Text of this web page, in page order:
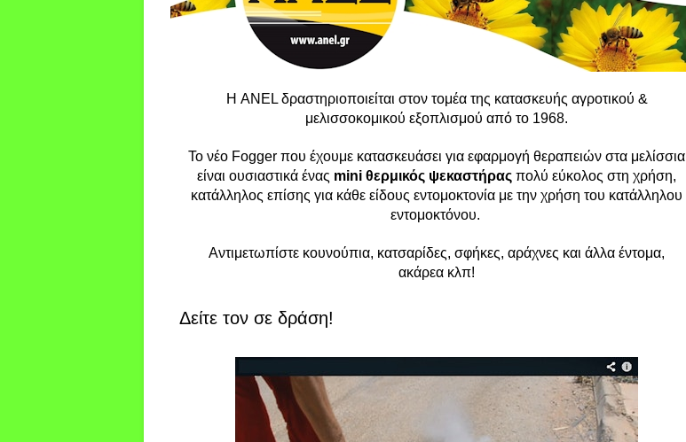
Η ANEL δραστηριοποιείται στον τομέα της κατασκευής αγροτικού &
μελισσοκομικού εξοπλισμού από το 1968.
Το νέο Fogger που έχουμε κατασκευάσει για εφαρμογή θεραπειών στα μελίσσια
είναι ουσιαστικά ένας mini θερμικός ψεκαστήρας πολύ εύκολος στη χρήση,
κατάλληλος επίσης για κάθε είδους εντομοκτονία με την χρήση του κατάλληλου
εντομοκτόνου.
Αντιμετωπίστε κουνούπια, κατσαρίδες, σφήκες, αράχνες και άλλα έντομα,
ακάρεα κλπ!
Δείτε τον σε δράση!